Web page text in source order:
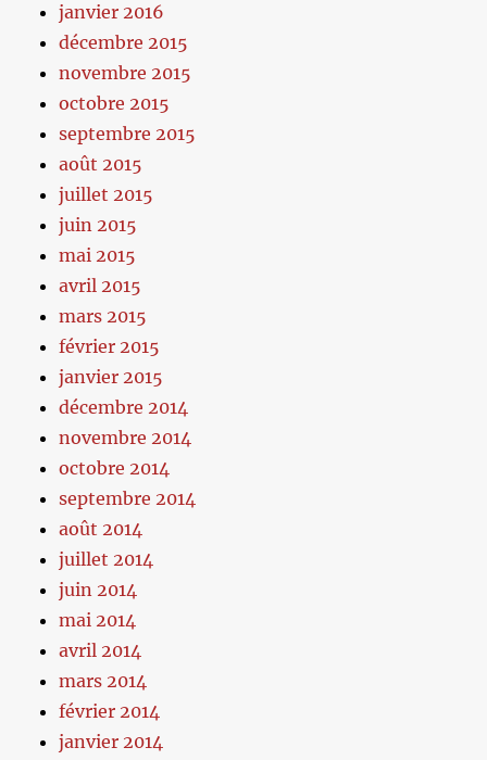
janvier 2016
décembre 2015
novembre 2015
octobre 2015
septembre 2015
août 2015
juillet 2015
juin 2015
mai 2015
avril 2015
mars 2015
février 2015
janvier 2015
décembre 2014
novembre 2014
octobre 2014
septembre 2014
août 2014
juillet 2014
juin 2014
mai 2014
avril 2014
mars 2014
février 2014
janvier 2014